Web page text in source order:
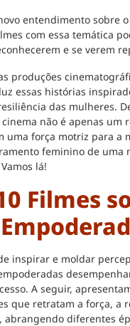
entendimento sobre
com essa temática
e se verem
produções
essas histórias
das mulheres.
não é apenas um
uma força motriz para a
feminino de uma
lá!
Filmes
inspirar e moldar
A seguir,
que retratam a força, a
diferentes